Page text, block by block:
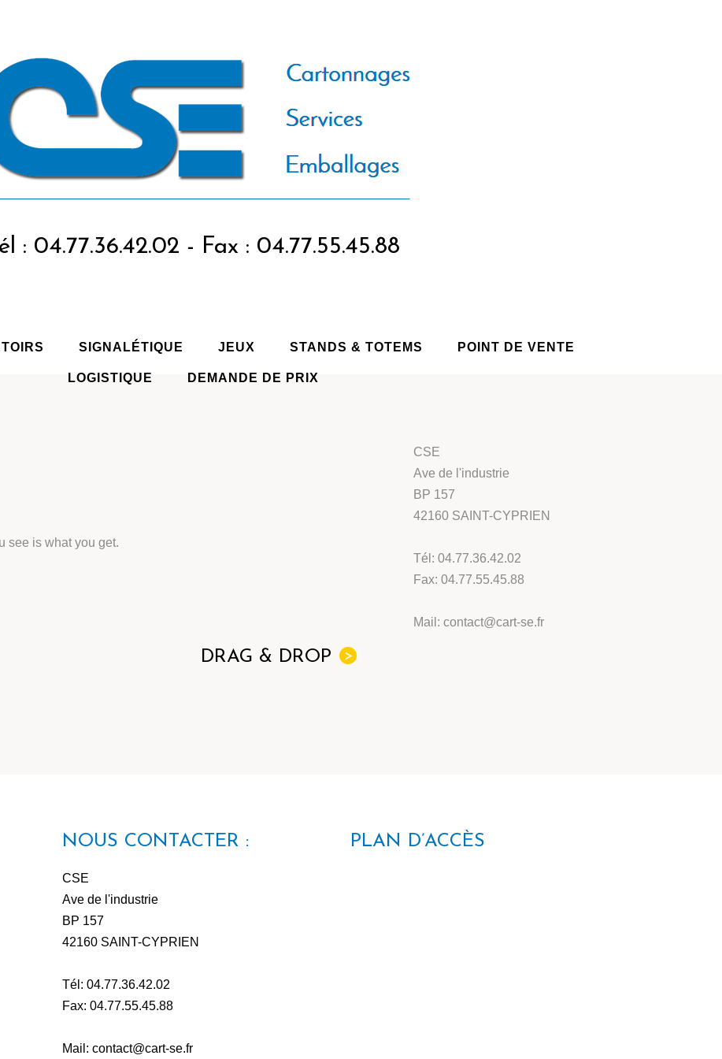
: 04.77.36.42.02 - Fax : 04.77.55.45.88
SIGNALÉTIQUE JEUX STANDS & TOTEMS POINT DE VENTE
LOGISTIQUE DEMANDE DE PRIX
see is what you get.
>
DRAG & DROP
CSE
Ave de l'industrie
BP 157
42160 SAINT-CYPRIEN
Tél: 04.77.36.42.02
Fax: 04.77.55.45.88
Mail: contact@cart-se.fr
NOUS CONTACTER :
CSE
Ave de l'industrie
BP 157
42160 SAINT-CYPRIEN
Tél: 04.77.36.42.02
Fax: 04.77.55.45.88
Mail: contact@cart-se.fr
PLAN D’ACCÈS